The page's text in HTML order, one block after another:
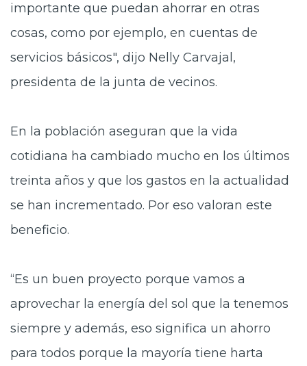
importante que puedan ahorrar en otras
cosas, como por ejemplo, en cuentas de
servicios básicos", dijo Nelly Carvajal,
presidenta de la junta de vecinos.
En la población aseguran que la vida
cotidiana ha cambiado mucho en los últimos
treinta años y que los gastos en la actualidad
se han incrementado. Por eso valoran este
beneficio.
“Es un buen proyecto porque vamos a
aprovechar la energía del sol que la tenemos
siempre y además, eso significa un ahorro
para todos porque la mayoría tiene harta